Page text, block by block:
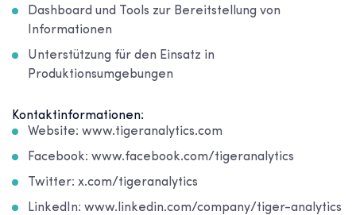
Dashboard und Tools zur Bereitstellung von
Informationen
Unterstützung für den Einsatz in
Produktionsumgebungen
Kontaktinformationen:
Website: www.tigeranalytics.com
Facebook: www.facebook.com/tigeranalytics
Twitter: x.com/tigeranalytics
LinkedIn: www.linkedin.com/company/tiger-analytics